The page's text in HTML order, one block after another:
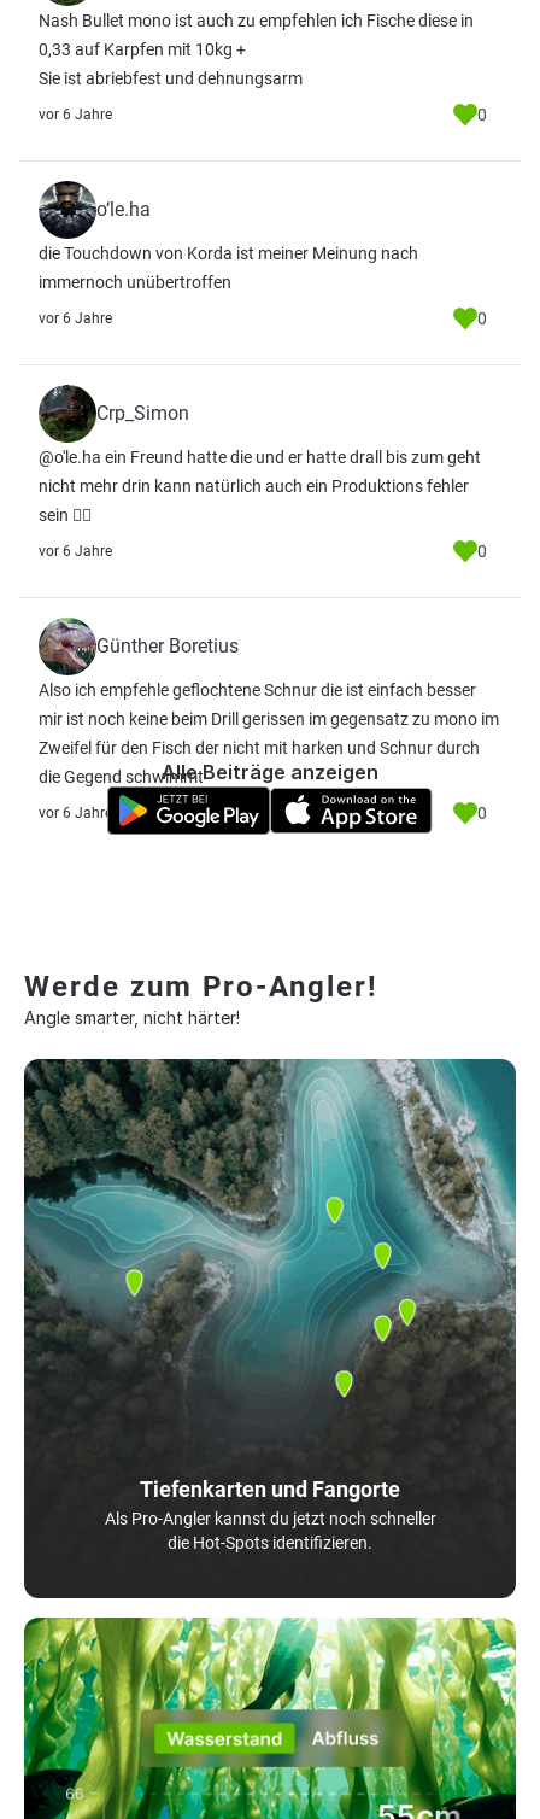
Nash Bullet mono ist auch zu empfehlen ich Fische diese in
0,33 auf Karpfen mit 10kg +
Sie ist abriebfest und dehnungsarm
vor 6 Jahre 0
o‘le.ha
die Touchdown von Korda ist meiner Meinung nach
immernoch unübertroffen
vor 6 Jahre 0
Crp_Simon
@o'le.ha ein Freund hatte die und er hatte drall bis zum geht
nicht mehr drin kann natürlich auch ein Produktions fehler
sein 🤷‍♂️
vor 6 Jahre 0
Günther Boretius
Also ich empfehle geflochtene Schnur die ist einfach besser
mir ist noch keine beim Drill gerissen im gegensatz zu mono im
Zweifel für den Fisch der nicht mit harken und Schnur durch
die Gegend schwimmt
vor 6 Jahre 0
Alle Beiträge anzeigen
Werde zum Pro-Angler!
Angle smarter, nicht härter!
Tiefenkarten und Fangorte
Als Pro-Angler kannst du jetzt noch schneller
die Hot-Spots identifizieren.